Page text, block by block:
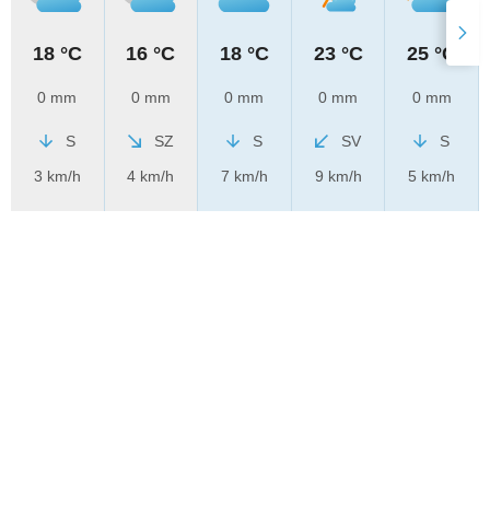
18 °C
0 mm
S
3 km/h
16 °C
0 mm
SZ
4 km/h
18 °C
0 mm
S
7 km/h
23 °C
0 mm
SV
9 km/h
25 °C
0 mm
S
5 km/h